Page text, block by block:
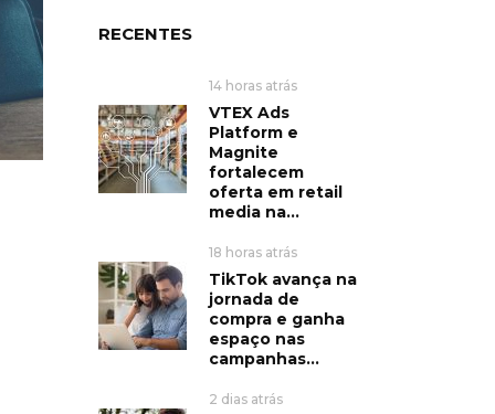
RECENTES
14 horas atrás
VTEX Ads
Platform e
Magnite
fortalecem
oferta em retail
media na...
18 horas atrás
TikTok avança na
jornada de
compra e ganha
espaço nas
campanhas...
2 dias atrás